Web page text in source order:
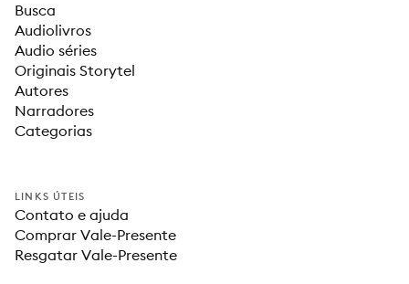
Busca
Audiolivros
Audio séries
Originais Storytel
Autores
Narradores
Categorias
LINKS ÚTEIS
Contato e ajuda
Comprar Vale-Presente
Resgatar Vale-Presente